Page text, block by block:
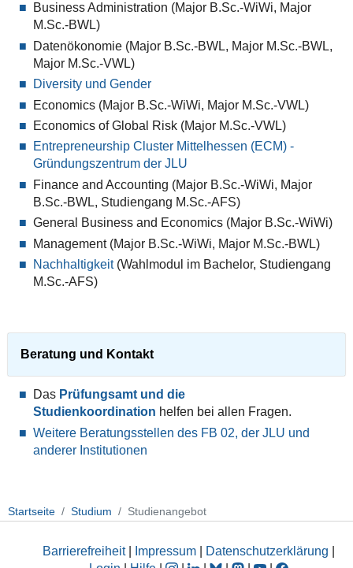
Business Administration (Major B.Sc.-WiWi, Major
M.Sc.-BWL)
Datenökonomie (Major B.Sc.-BWL, Major M.Sc.-BWL,
Major M.Sc.-VWL)
Diversity und Gender
Economics (Major B.Sc.-WiWi, Major M.Sc.-VWL)
Economics of Global Risk (Major M.Sc.-VWL)
Entrepreneurship Cluster Mittelhessen (ECM) -
Gründungszentrum der JLU
Finance and Accounting (Major B.Sc.-WiWi, Major
B.Sc.-BWL, Studiengang M.Sc.-AFS)
General Business and Economics (Major B.Sc.-WiWi)
Management (Major B.Sc.-WiWi, Major M.Sc.-BWL)
Nachhaltigkeit(Wahlmodul im Bachelor, Studiengang
M.Sc.-AFS)
Beratung und Kontakt
Das Prüfungsamt und die
Studienkoordination helfen bei allen Fragen.
Weitere Beratungsstellen des FB 02, der JLU und
anderer Institutionen
Startseite Studium Studienangebot
Barrierefreiheit| Impressum Datenschutzerklärung